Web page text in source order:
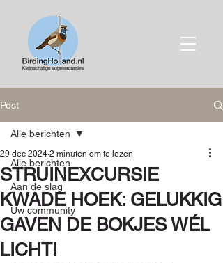
Post
Alle berichten
Aan de slag
Uw community
Alle berichten
STRUINEXCURSIE
KWADE HOEK: GELUKKIG
GAVEN DE BOKJES WÉL
LICHT!
29 dec 2024 2 minuten om te lezen